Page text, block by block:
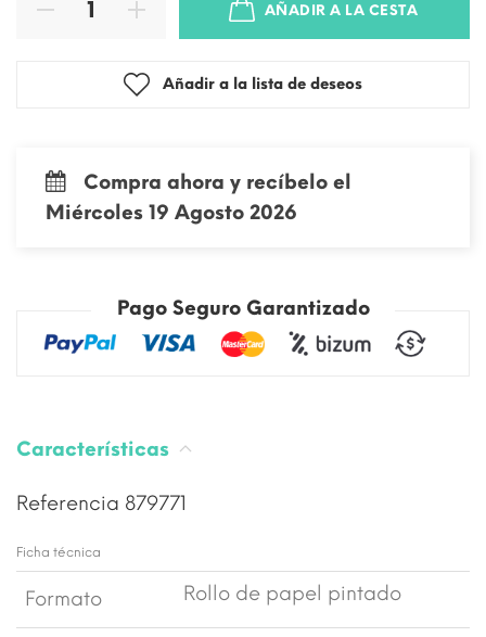
AÑADIR A LA CESTA
Añadir a la lista de deseos
Compra ahora y recíbelo el
Miércoles 19 Agosto 2026
Pago Seguro Garantizado
Características
Referencia 879771
Ficha técnica
Formato Rollo de papel pintado